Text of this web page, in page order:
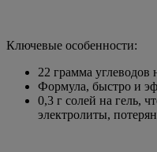
Ключевые особенности:
22 грамма
Формула, быстро и
0,3 г солей на гель,
электролиты,